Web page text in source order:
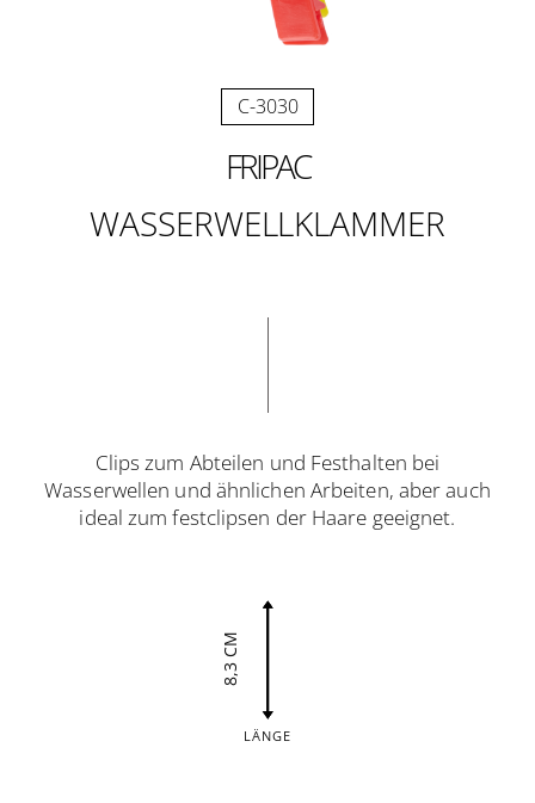
C-3030
FRIPAC
WASSERWELLKLAMMER
Clips zum Abteilen und Festhalten bei
Wasserwellen und ähnlichen Arbeiten, aber auch
ideal zum festclipsen der Haare geeignet.
8,3 CM
LÄNGE